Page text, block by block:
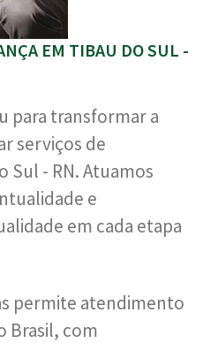
EM TIBAU DO SUL -
para transformar a
serviços de
Sul - RN. Atuamos
e
em cada etapa
permite atendimento
Brasil, com